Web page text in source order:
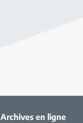
Archives en ligne